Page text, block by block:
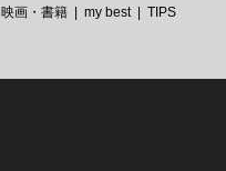
映画・書籍 my best
TIPS